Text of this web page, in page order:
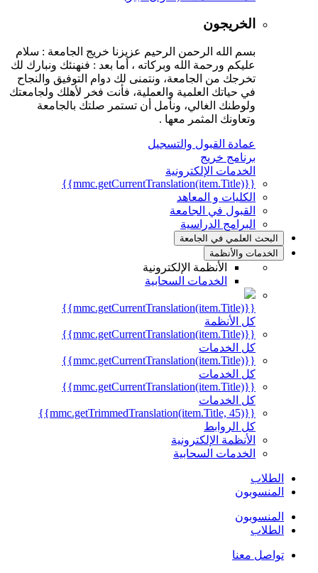
الخريجون
بسم الله الرحمن الرحيم عزيزنا خريج الجامعة : سلام
عليكم ورحمة الله وبركاته ، أما بعد : فنهنئك ونبارك لك
تخرجك من الجامعة، ونتمنى لك دوام التوفيق والنجاح
في حياتك العلمية والعملية، فأنت فخر لأهلك ولجامعتك
ولوطنك الغالي، ونأمل أن تستمر صلتك بالجامعة
وتعاونك المثمر معها .
عمادة القبول والتسجيل
برنامج خريج
الخدمات الإلكترونية
{{mmc.getCurrentTranslation(item.Title)}}
الكليات و المعاهد
القبول في الجامعة
البرامج الدراسية
البحث العلمي في الجامعة
الخدمات والأنظمة
الأنظمة الإلكترونية
الخدمات السحابية
{{mmc.getCurrentTranslation(item.Title)}}
كل الأنظمة
{{mmc.getCurrentTranslation(item.Title)}}
كل الخدمات
{{mmc.getCurrentTranslation(item.Title)}}
كل الخدمات
{{mmc.getCurrentTranslation(item.Title)}}
كل الخدمات
{{mmc.getTrimmedTranslation(item.Title, 45)}}
كل الروابط
الأنظمة الإلكترونية
الخدمات السحابية
الطلاب
المنسوبون
المنسوبون
الطلاب
تواصل معنا